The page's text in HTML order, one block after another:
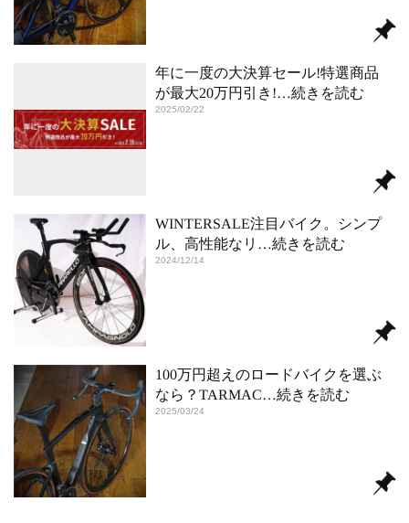
年に一度の大決算セール!特選商品
が最大20万円引き!…続きを読む
2025/02/22
WINTERSALE注目バイク。シンプ
ル、高性能なリ …続きを読む
2024/12/14
100万円超えのロードバイクを選ぶ
なら？TARMAC…続きを読む
2025/03/24